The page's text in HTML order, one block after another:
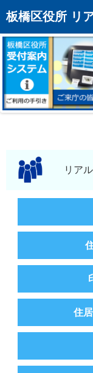
板橋区役所 リ
トップページへ
混雑予想カレン
リアルタイム混
リアルタイム受
メール通知登録
モバイルサイト
リア
住